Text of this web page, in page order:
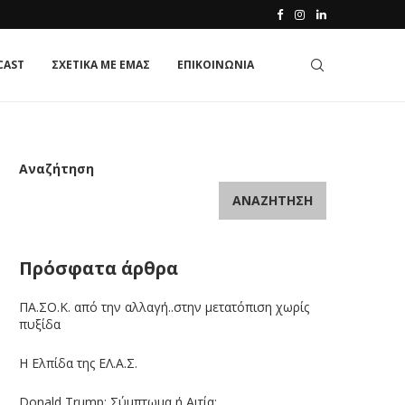
ΣΧΕΤΙΚΑ ΜΕ ΕΜΑΣ ΕΠΙΚΟΙΝΩΝΙΑ
Αναζήτηση
ΑΝΑΖΉΤΗΣΗ
Πρόσφατα άρθρα
ΠΑ.ΣΟ.Κ. από την αλλαγή..στην μετατόπιση χωρίς
πυξίδα
Η Ελπίδα της ΕΛ.Α.Σ.